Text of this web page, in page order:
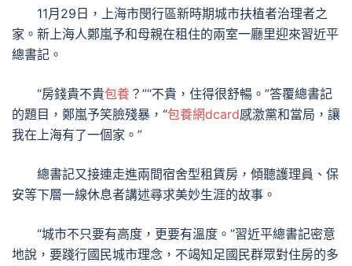
11月29日，上海市閔行區新時期城市扶植者治理者之
家。新上海人鄭嵐予和母親在租住的兩室一廳里迎來習近平
總書記。
“房錢貴不貴包養 ？”“不貴，住得很舒暢。”答覆總書記
的題目，鄭嵐予笑臉殘暴，“包養網dcard感激黨和當局，讓
我在上海有了一個家。”
總書記又接連走進兩間宿舍型租賃房，傾聽護理員、保
安等下層一線休息者講述尋求美妙生涯的故事。
“城市不只要有高度，更要有溫度。”習近平總書記密意
地說，要踐行國民城市理念，不竭知足國民群眾對住房的多